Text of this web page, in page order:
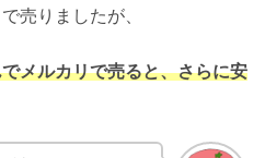
売りましたが、
メルカリで売ると、さらに安